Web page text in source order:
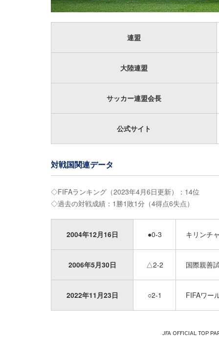
連盟
大陸連盟
サッカー連盟会長
公式サイト
対戦国関連データ
◇FIFAランキング（2023年4月6日更新）：14位
◇過去の対戦成績：1勝1敗1分（4得点6失点）
2004年12月16日 ●0-3 キリンチ
2006年5月30日 △2-2 国際親善
2022年11月23日 ○2-1 FIFAワー
JFA OFFICIALTOP